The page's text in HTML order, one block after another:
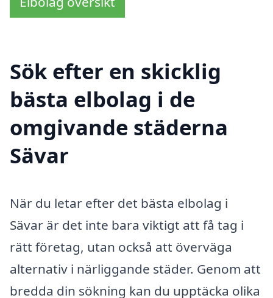
Sök efter en skicklig
bästa elbolag i de
omgivande städerna
Sävar
När du letar efter det bästa elbolag i
Sävar är det inte bara viktigt att få tag i
rätt företag, utan också att överväga
alternativ i närliggande städer. Genom att
bredda din sökning kan du upptäcka olika